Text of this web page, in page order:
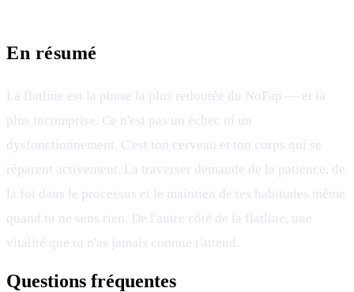
En résumé
La flatline est la phase la plus redoutée du NoFap — et la
plus incomprise. Ce n'est pas un échec ni un
dysfonctionnement. C'est ton cerveau et ton corps qui se
réparent activement. La traverser demande de la patience, de
la foi dans le processus et le maintien de tes habitudes même
quand tu ne sens rien. De l'autre côté de la flatline, une
vitalité que tu n'as jamais connue t'attend.
Questions fréquentes